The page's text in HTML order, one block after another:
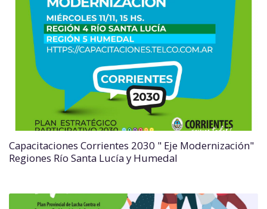
Capacitaciones Corrientes 2030 " Eje Modernización"
Regiones Río Santa Lucía y Humedal